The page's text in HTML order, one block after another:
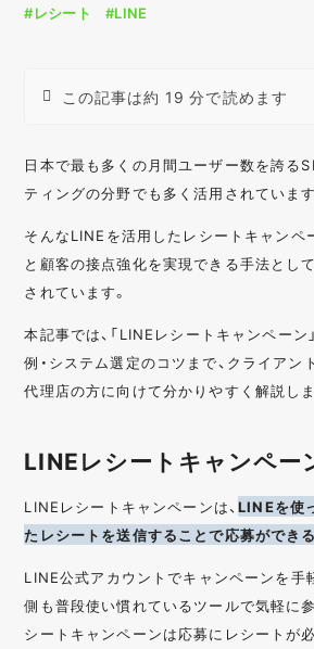
#レシート
#LINE
この記事は約 19 分で読めます
日本で最も多くの月間ユーザー数を誇る
ティングの分野でも多く活用されています
そんなLINEを活用したレシートキャンペ
と顧客の接点強化を実現できる手法とし
されています。
本記事では、「LINEレシートキャンペーン
例・システム選定のコツまで、クライア
代理店の方に向けて分かりやすく解説しま
LINEレシートキャンペー
LINEレシートキャンペーンは、LINEを使
たレシートを送信することで応募ができ
LINE公式アカウントでキャンペーンを手
側も普段使い慣れているツールで気軽に
シートキャンペーンは応募にレシートが